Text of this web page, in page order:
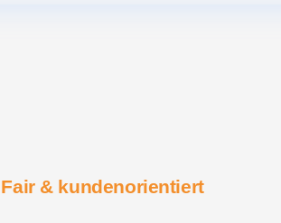
Fair & kundenorientiert